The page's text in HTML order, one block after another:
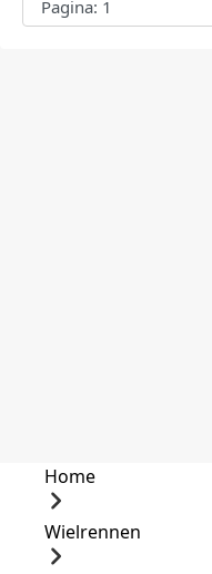
Home
Wielrennen